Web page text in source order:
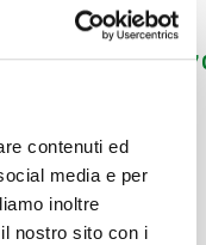
contenuti ed
media e per
inoltre
nostro sito con i
public-